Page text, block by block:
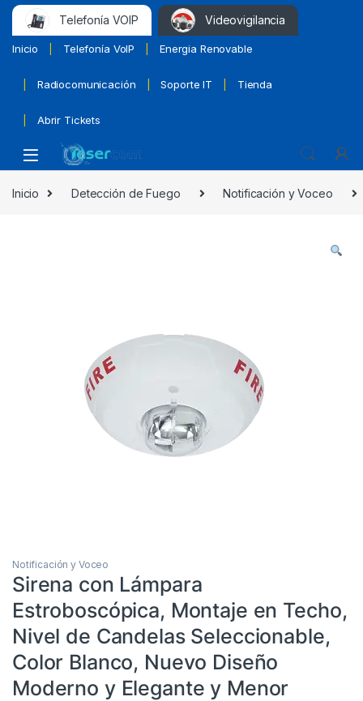
Telefonía VOIP Videovigilancia
Inicio Telefonía VoIP Energia Renovable
Radiocomunicación Soporte IT Tienda
Abrir Tickets
Inicio Detección de Fuego Notificación y Voceo
Notificación y Voceo
Sirena con Lámpara
Estroboscópica, Montaje en Techo,
Nivel de Candelas Seleccionable,
Color Blanco, Nuevo Diseño
Moderno y Elegante y Menor